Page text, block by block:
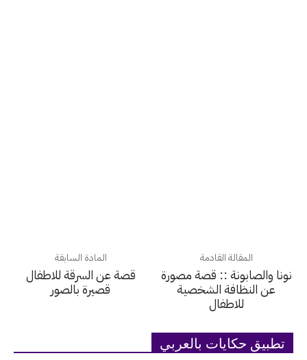
المادة السابقة
قصة عن السرقة للاطفال
قصيرة بالصور
المقالة القادمة
نونا والصابونة :: قصة مصورة
عن النظافة الشخصية
للاطفال
تطبيق حكايات بالعربي